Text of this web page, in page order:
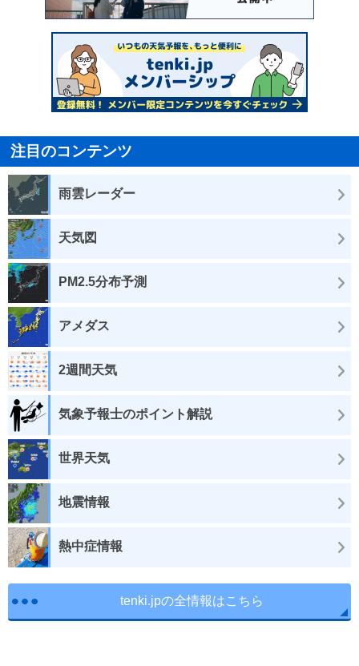
注目のコンテンツ
雨雲レーダー
天気図
PM2.5分布予測
アメダス
2週間天気
気象予報士のポイント解説
世界天気
地震情報
熱中症情報
tenki.jpの全情報はこちら